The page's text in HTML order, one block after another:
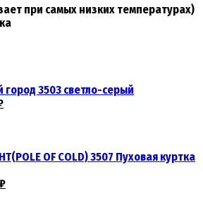
при самых низких температурах)
город 3503 светло-серый
OF COLD) 3507 Пуховая куртка
₽